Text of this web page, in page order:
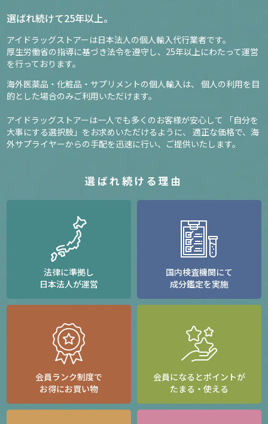
選ばれ続けて25年以上。
アイドラッグストアーは日本法人の個人輸入代行業者です。
厚生労働省の指導に基づき法令を遵守し、 25年以上にわたって運営
を行っております。
海外医薬品・化粧品・サプリメントの個人輸入は、
個人の利用を目
的とした場合のみご利用いただけます。
アイドラッグストアーは一人でも多くのお客様が安心して
「自分を
大事にする選択肢」をお求めいただけるように、
適正な価格で、海
外サプライヤーからの手配を迅速に行い、ご提供いたします。
選ばれ続ける理由
法律に準拠し
日本法人が運営
国内検査機関にて
成分鑑定を実施
会員ランク制度で
お得にお買い物
会員になるとポイントが
たまる・使える